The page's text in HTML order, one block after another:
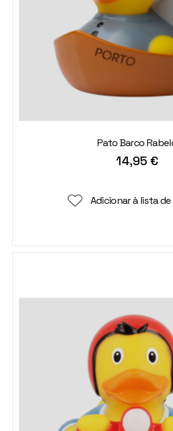
Pato Barco
14,95 €
Adicionar à lista